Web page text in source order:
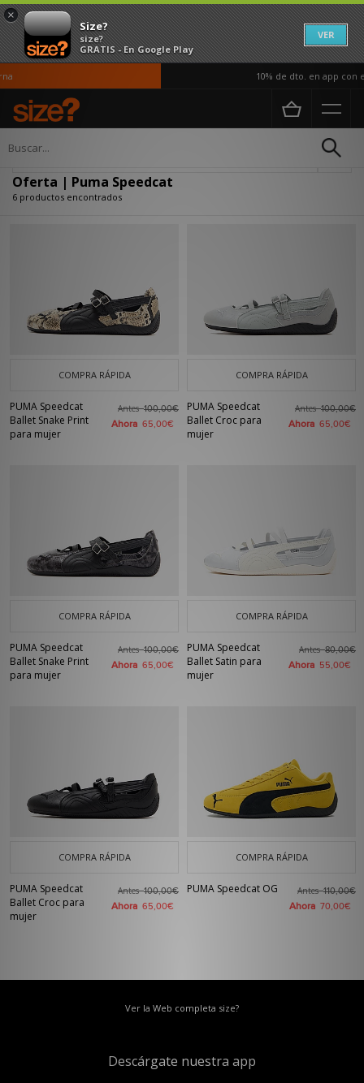
×
Size?
size?
GRATIS - En Google Play
VER
10% de dto. en app con el
Página principal
Oferta | Puma Speedcat
6 productos encontrados
COMPRA RÁPIDA
PUMA Speedcat
Ballet Snake Print
para mujer
Antes100,00€
Ahora 65,00€
COMPRA RÁPIDA
PUMA Speedcat
Ballet Croc para
mujer
Antes100,00€
Ahora 65,00€
COMPRA RÁPIDA
PUMA Speedcat
Ballet Snake Print
para mujer
Antes100,00€
Ahora 65,00€
COMPRA RÁPIDA
PUMA Speedcat
Ballet Satin para
mujer
Antes80,00€
Ahora 55,00€
COMPRA RÁPIDA
PUMA Speedcat
Ballet Croc para
mujer
Antes100,00€
Ahora 65,00€
COMPRA RÁPIDA
PUMA Speedcat OG Antes110,00€
Ahora 70,00€
Ver la Web completa size?
Descárgate nuestra app